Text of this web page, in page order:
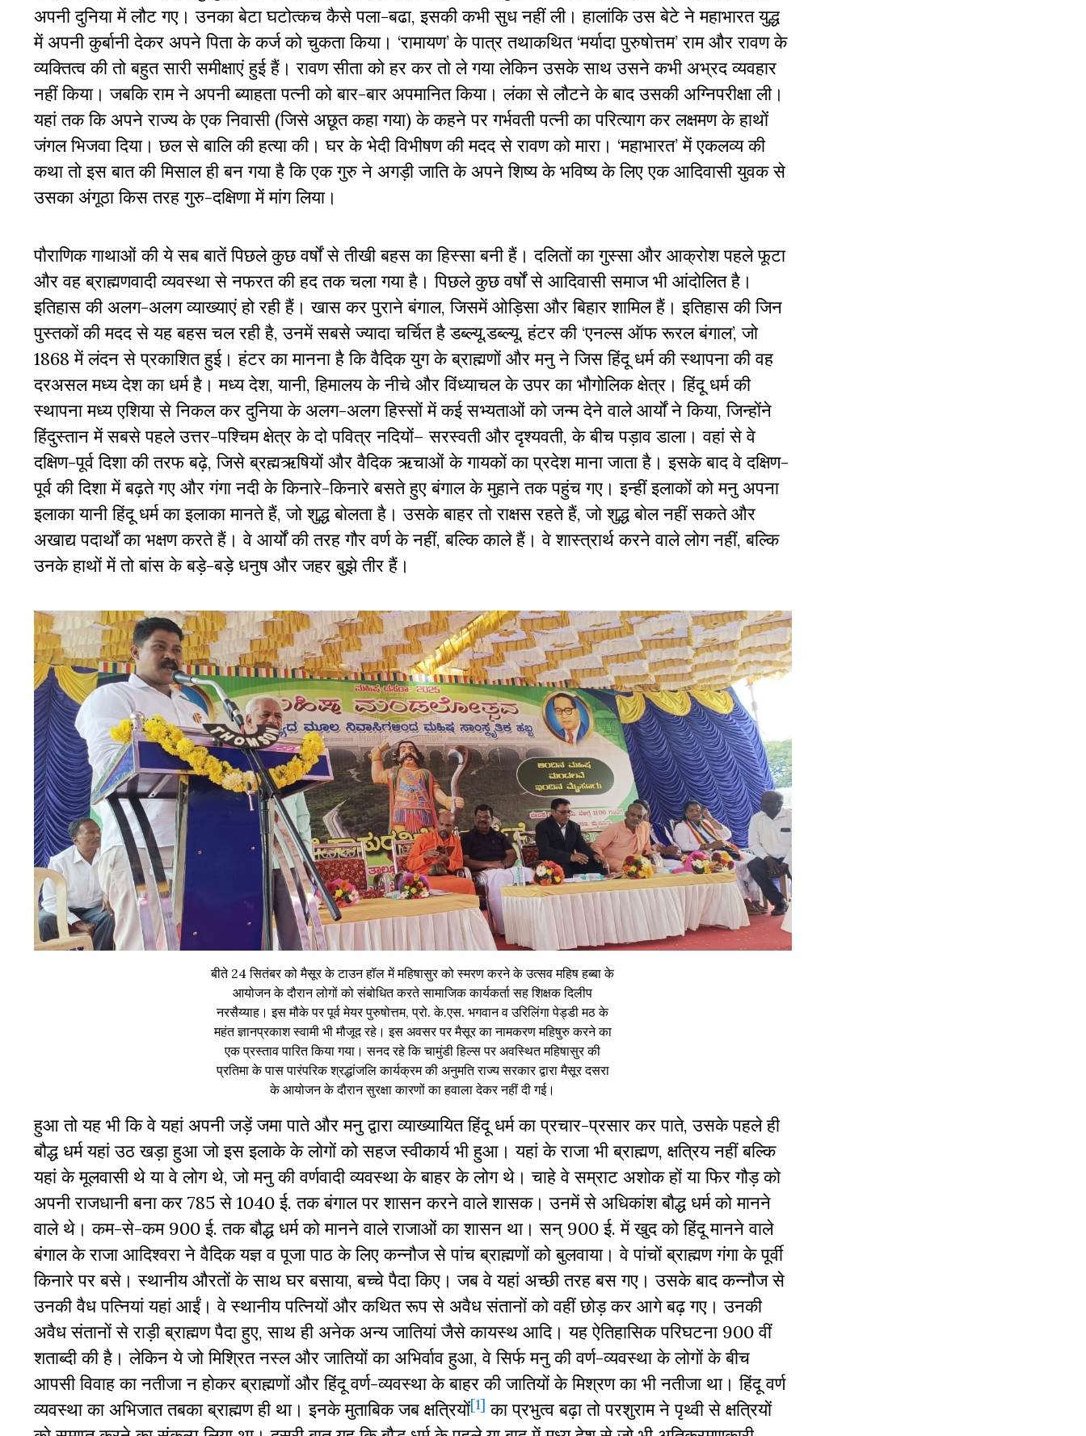
अपनी दुनिया में लौट गए। उनका बेटा घटोत्कच कैसे पला-बढा, इसकी कभी सुध नहीं ली। हालांकि उस बेटे ने महाभारत युद्ध
में अपनी कुर्बानी देकर अपने पिता के कर्ज को चुकता किया। ‘रामायण’ के पात्र तथाकथित ‘मर्यादा पुरुषोत्तम’ राम और रावण के
व्यक्तित्व की तो बहुत सारी समीक्षाएं हुई हैं। रावण सीता को हर कर तो ले गया लेकिन उसके साथ उसने कभी अभ्रद व्यवहार
नहीं किया। जबकि राम ने अपनी ब्याहता पत्नी को बार-बार अपमानित किया। लंका से लौटने के बाद उसकी अग्निपरीक्षा ली।
यहां तक कि अपने राज्य के एक निवासी (जिसे अछूत कहा गया) के कहने पर गर्भवती पत्नी का परित्याग कर लक्षमण के हाथों
जंगल भिजवा दिया। छल से बालि की हत्या की। घर के भेदी विभीषण की मदद से रावण को मारा। ‘महाभारत’ में एकलव्य की
कथा तो इस बात की मिसाल ही बन गया है कि एक गुरु ने अगड़ी जाति के अपने शिष्य के भविष्य के लिए एक आदिवासी युवक से
उसका अंगूठा किस तरह गुरु-दक्षिणा में मांग लिया।
पौराणिक गाथाओं की ये सब बातें पिछले कुछ वर्षों से तीखी बहस का हिस्सा बनी हैं। दलितों का गुस्सा और आक्रोश पहले फूटा
और वह ब्राह्मणवादी व्यवस्था से नफरत की हद तक चला गया है। पिछले कुछ वर्षों से आदिवासी समाज भी आंदोलित है।
इतिहास की अलग-अलग व्याख्याएं हो रही हैं। खास कर पुराने बंगाल, जिसमें ओड़िसा और बिहार शामिल हैं। इतिहास की जिन
पुस्तकों की मदद से यह बहस चल रही है, उनमें सबसे ज्यादा चर्चित है डब्ल्यू.डब्ल्यू. हंटर की ‘एनल्स ऑफ रूरल बंगाल’, जो
1868 में लंदन से प्रकाशित हुई। हंटर का मानना है कि वैदिक युग के ब्राह्मणों और मनु ने जिस हिंदू धर्म की स्थापना की वह
दरअसल मध्य देश का धर्म है। मध्य देश, यानी, हिमालय के नीचे और विंध्याचल के उपर का भौगोलिक क्षेत्र। हिंदू धर्म की
स्थापना मध्य एशिया से निकल कर दुनिया के अलग-अलग हिस्सों में कई सभ्यताओं को जन्म देने वाले आर्यों ने किया, जिन्होंने
हिंदुस्तान में सबसे पहले उत्तर-पश्चिम क्षेत्र के दो पवित्र नदियों– सरस्वती और दृश्यवती, के बीच पड़ाव डाला। वहां से वे
दक्षिण-पूर्व दिशा की तरफ बढ़े, जिसे ब्रह्मऋषियों और वैदिक ऋचाओं के गायकों का प्रदेश माना जाता है। इसके बाद वे दक्षिण-
पूर्व की दिशा में बढ़ते गए और गंगा नदी के किनारे-किनारे बसते हुए बंगाल के मुहाने तक पहुंच गए। इन्हीं इलाकों को मनु अपना
इलाका यानी हिंदू धर्म का इलाका मानते हैं, जो शुद्ध बोलता है। उसके बाहर तो राक्षस रहते हैं, जो शुद्ध बोल नहीं सकते और
अखाद्य पदार्थों का भक्षण करते हैं। वे आर्यों की तरह गौर वर्ण के नहीं, बल्कि काले हैं। वे शास्त्रार्थ करने वाले लोग नहीं, बल्कि
उनके हाथों में तो बांस के बड़े-बड़े धनुष और जहर बुझे तीर हैं।
बीते 24 सितंबर को मैसूर के टाउन हॉल में महिषासुर को स्मरण करने के उत्सव महिष हब्बा के
आयोजन के दौरान लोगों को संबोधित करते सामाजिक कार्यकर्ता सह शिक्षक दिलीप
नरसैय्याह। इस मौके पर पूर्व मेयर पुरुषोत्तम, प्रो. के.एस. भगवान व उरिलिंगा पेड्डी मठ के
महंत ज्ञानप्रकाश स्वामी भी मौजूद रहे। इस अवसर पर मैसूर का नामकरण महिषुरु करने का
एक प्रस्ताव पारित किया गया। सनद रहे कि चामुंडी हिल्स पर अवस्थित महिषासुर की
प्रतिमा के पास पारंपरिक श्रद्धांजलि कार्यक्रम की अनुमति राज्य सरकार द्वारा मैसूर दसरा
के आयोजन के दौरान सुरक्षा कारणों का हवाला देकर नहीं दी गई।
हुआ तो यह भी कि वे यहां अपनी जड़ें जमा पाते और मनु द्वारा व्याख्यायित हिंदू धर्म का प्रचार-प्रसार कर पाते, उसके पहले ही
बौद्ध धर्म यहां उठ खड़ा हुआ जो इस इलाके के लोगों को सहज स्वीकार्य भी हुआ। यहां के राजा भी ब्राह्मण, क्षत्रिय नहीं बल्कि
यहां के मूलवासी थे या वे लोग थे, जो मनु की वर्णवादी व्यवस्था के बाहर के लोग थे। चाहे वे सम्राट अशोक हों या फिर गौड़ को
अपनी राजधानी बना कर 785 से 1040 ई. तक बंगाल पर शासन करने वाले शासक। उनमें से अधिकांश बौद्ध धर्म को मानने
वाले थे। कम-से-कम 900 ई. तक बौद्ध धर्म को मानने वाले राजाओं का शासन था। सन् 900 ई. में खुद को हिंदू मानने वाले
बंगाल के राजा आदिश्वरा ने वैदिक यज्ञ व पूजा पाठ के लिए कन्नौज से पांच ब्राह्मणों को बुलवाया। वे पांचों ब्राह्मण गंगा के पूर्वी
किनारे पर बसे। स्थानीय औरतों के साथ घर बसाया, बच्चे पैदा किए। जब वे यहां अच्छी तरह बस गए। उसके बाद कन्नौज से
उनकी वैध पत्नियां यहां आईं। वे स्थानीय पत्नियों और कथित रूप से अवैध संतानों को वहीं छोड़ कर आगे बढ़ गए। उनकी
अवैध संतानों से राड़ी ब्राह्मण पैदा हुए, साथ ही अनेक अन्य जातियां जैसे कायस्थ आदि। यह ऐतिहासिक परिघटना 900 वीं
शताब्दी की है। लेकिन ये जो मिश्रित नस्ल और जातियों का अभिर्वाव हुआ, वे सिर्फ मनु की वर्ण-व्यवस्था के लोगों के बीच
आपसी विवाह का नतीजा न होकर ब्राह्मणों और हिंदू वर्ण-व्यवस्था के बाहर की जातियों के मिश्रण का भी नतीजा था। हिंदू वर्ण
व्यवस्था का अभिजात तबका ब्राह्मण ही था। इनके मुताबिक जब क्षत्रियों[1] का प्रभुत्व बढ़ा तो परशुराम ने पृथ्वी से क्षत्रियों